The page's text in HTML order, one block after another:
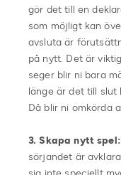
gör det till en
som möjligt kan
avsluta är
på nytt. Det är
seger blir ni bara
länge är det till slut
Då blir ni omkörda
3. Skapa nytt spel:
sörjandet är